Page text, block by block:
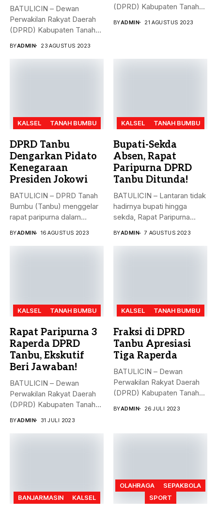
BATULICIN – Dewan
Perwakilan Rakyat Daerah
(DPRD) Kabupaten Tanah
BYADMIN 23 AGUSTUS 2023
(DPRD) Kabupaten Tanah
BYADMIN 21 AGUSTUS 2023
KALSEL TANAH BUMBU
DPRD Tanbu
Dengarkan Pidato
Kenegaraan
Presiden Jokowi
BATULICIN – DPRD Tanah
Bumbu (Tanbu) menggelar
rapat paripurna dalam
BYADMIN 16 AGUSTUS 2023
KALSEL TANAH BUMBU
Bupati-Sekda
Absen, Rapat
Paripurna DPRD
Tanbu Ditunda!
BATULICIN – Lantaran tidak
hadirnya bupati hingga
sekda, Rapat Paripurna
BYADMIN 7 AGUSTUS 2023
KALSEL TANAH BUMBU
Rapat Paripurna 3
Raperda DPRD
Tanbu, Ekskutif
Beri Jawaban!
BATULICIN – Dewan
Perwakilan Rakyat Daerah
(DPRD) Kabupaten Tanah
BYADMIN 31 JULI 2023
KALSEL TANAH BUMBU
Fraksi di DPRD
Tanbu Apresiasi
Tiga Raperda
BATULICIN – Dewan
Perwakilan Rakyat Daerah
(DPRD) Kabupaten Tanah
BYADMIN 26 JULI 2023
BANJARMASIN KALSEL
OLAHRAGA
SEPAKBOLA
SPORT